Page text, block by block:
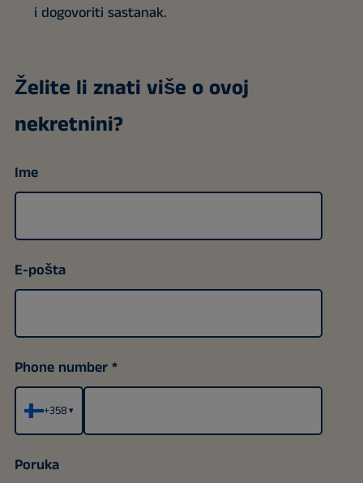
i dogovoriti sastanak.
Želite li znati više o ovoj
nekretnini?
Ime
E-pošta
Phone number
+358▾
Poruka